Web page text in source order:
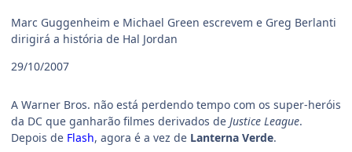
Marc Guggenheim e Michael Green escrevem e Greg Berlanti
dirigirá a história de Hal Jordan
29/10/2007
A Warner Bros. não está perdendo tempo com os super-heróis
da DC que ganharão filmes derivados de Justice League.
Depois de Flash, agora é a vez de Lanterna Verde.